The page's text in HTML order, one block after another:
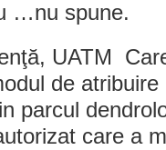
…nu spune.
UATM
de
parcul
care a